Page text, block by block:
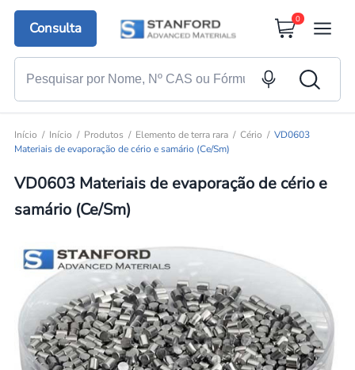
Consulta
0
Início Início Produtos Elemento de terra rara Cério
VD0603
Materiais de evaporação de cério e samário (Ce/Sm)
VD0603 Materiais de evaporação de cério e
samário (Ce/Sm)